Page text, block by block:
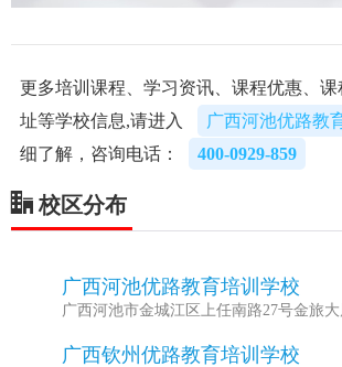
更多培训课程、学习资讯、课程优惠、
址等学校信息,请进入
广西河池优路教
细了解，咨询电话：
400-0929-859
校区分布
广西河池优路教育培训学校
广西河池市金城江区上任南路27号金旅大
广西钦州优路教育培训学校